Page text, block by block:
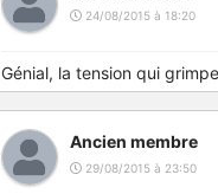
24/08/2015 à 18:20
Génial, la tension qui
Ancien membre
29/08/2015 à 23:50